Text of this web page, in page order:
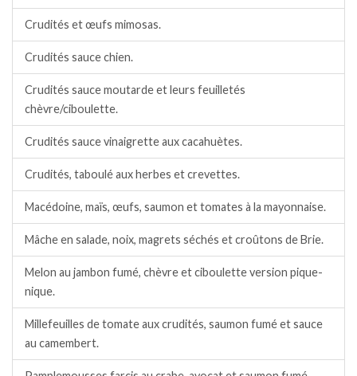
Crudités et œufs mimosas.
Crudités sauce chien.
Crudités sauce moutarde et leurs feuilletés
chèvre/ciboulette.
Crudités sauce vinaigrette aux cacahuètes.
Crudités, taboulé aux herbes et crevettes.
Macédoine, maïs, œufs, saumon et tomates à la mayonnaise.
Mâche en salade, noix, magrets séchés et croûtons de Brie.
Melon au jambon fumé, chèvre et ciboulette version pique-
nique.
Millefeuilles de tomate aux crudités, saumon fumé et sauce
au camembert.